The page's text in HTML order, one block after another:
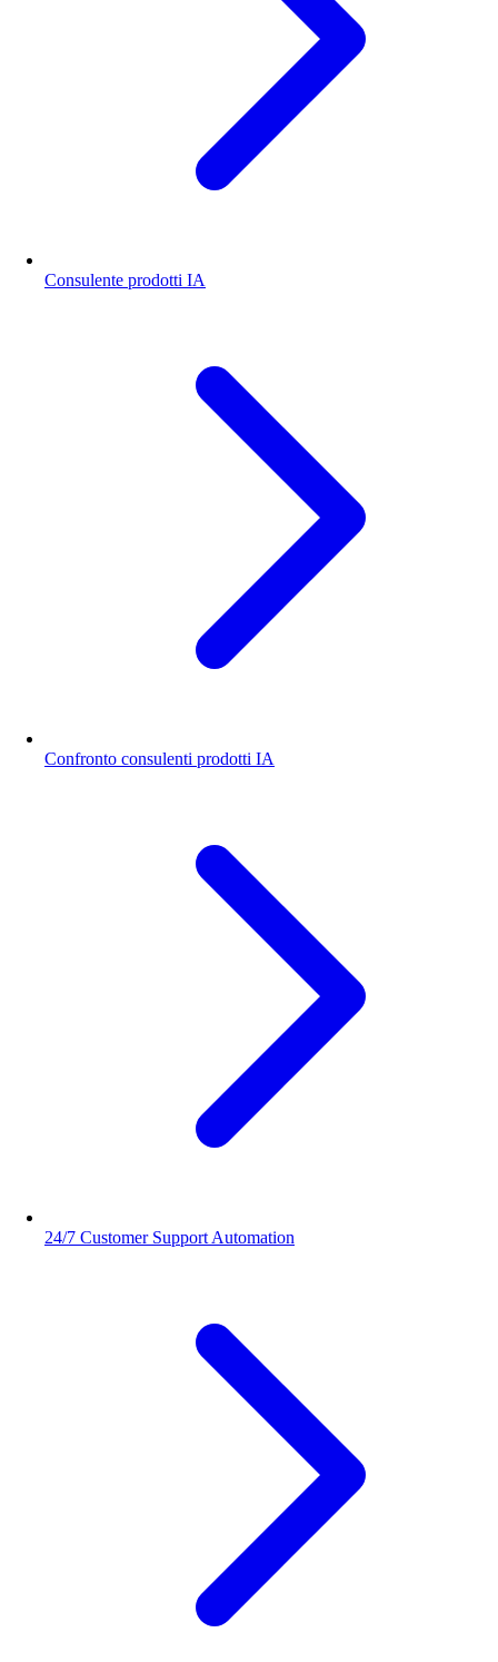
Consulente prodotti IA
Confronto consulenti prodotti IA
24/7 Customer Support Automation